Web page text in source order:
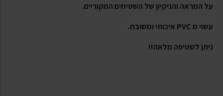
על המראה והניקיון של השטיחים המקוריים.
עשוי מ PVC איכותי ומשובח.
ניתן לשטיפה מלאה!!